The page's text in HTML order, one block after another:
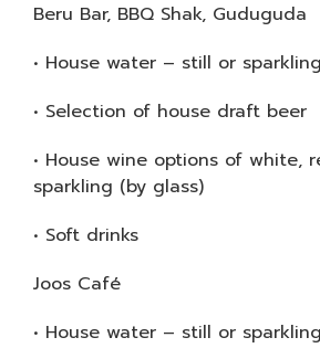
Beru Bar, BBQ Shak, Guduguda
• House water – still or sparkling
• Selection of house draft beer
• House wine options of white,
sparkling (by glass)
• Soft drinks
Joos Café
• House water – still or sparkling